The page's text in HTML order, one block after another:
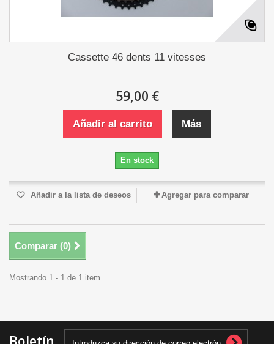
Cassette 46 dents 11 vitesses
59,00 €
Añadir al carrito Más
En stock
Añadir a la lista de deseos Agregar para comparar
Comparar (0)
Mostrando 1 - 1 de 1 item